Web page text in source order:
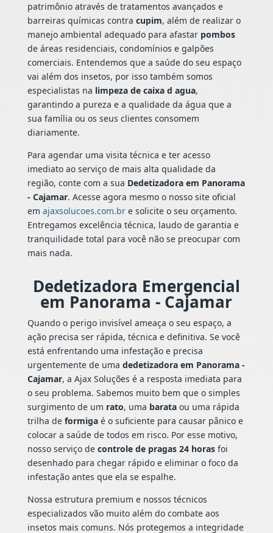
patrimônio através de tratamentos avançados e
barreiras químicas contra cupim, além de realizar o
manejo ambiental adequado para afastar pombos
de áreas residenciais, condomínios e galpões
comerciais. Entendemos que a saúde do seu espaço
vai além dos insetos, por isso também somos
especialistas na limpeza de caixa d agua,
garantindo a pureza e a qualidade da água que a
sua família ou os seus clientes consomem
diariamente.
Para agendar uma visita técnica e ter acesso
imediato ao serviço de mais alta qualidade da
região, conte com a sua Dedetizadora em Panorama
- Cajamar. Acesse agora mesmo o nosso site oficial
em ajaxsolucoes.com.bre solicite o seu orçamento.
Entregamos excelência técnica, laudo de garantia e
tranquilidade total para você não se preocupar com
mais nada.
Dedetizadora Emergencial
em Panorama - Cajamar
Quando o perigo invisível ameaça o seu espaço, a
ação precisa ser rápida, técnica e definitiva. Se você
está enfrentando uma infestação e precisa
urgentemente de uma dedetizadora em Panorama -
Cajamar, a Ajax Soluções é a resposta imediata para
o seu problema. Sabemos muito bem que o simples
surgimento de um rato, uma barataou uma rápida
trilha de formigaé o suficiente para causar pânico e
colocar a saúde de todos em risco. Por esse motivo,
nosso serviço de controle de pragas 24 horasfoi
desenhado para chegar rápido e eliminar o foco da
infestação antes que ela se espalhe.
Nossa estrutura premium e nossos técnicos
especializados vão muito além do combate aos
insetos mais comuns. Nós protegemos a integridade